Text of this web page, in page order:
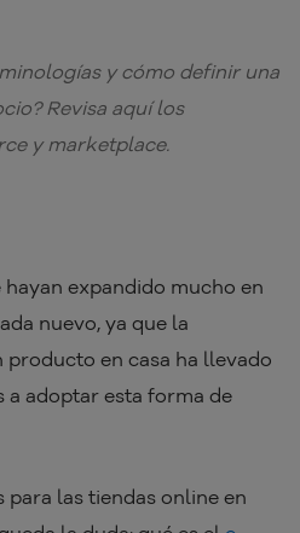
y cómo definir una
Revisa aquí los
y marketplace.
expandido mucho en
nuevo, ya que la
en casa ha llevado
a adoptar esta forma de
las tiendas online en